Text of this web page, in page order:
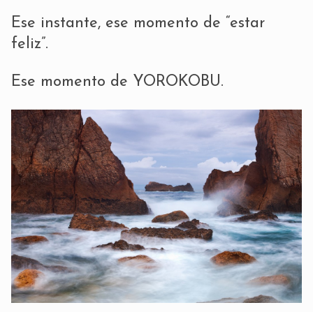
Ese instante, ese momento de “estar
feliz”.
Ese momento de YOROKOBU.